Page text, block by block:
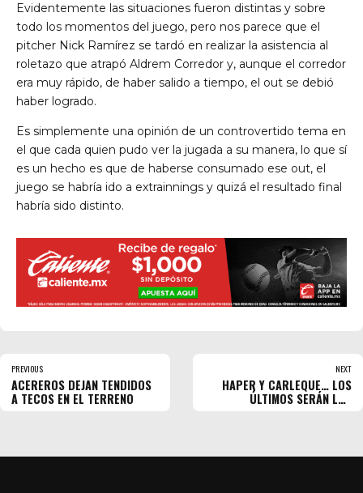
Evidentemente las situaciones fueron distintas y sobre
todo los momentos del juego, pero nos parece que el
pitcher Nick Ramírez se tardó en realizar la asistencia al
roletazo que atrapó Aldrem Corredor y, aunque el corredor
era muy rápido, de haber salido a tiempo, el out se debió
haber logrado.
Es simplemente una opinión de un controvertido tema en
el que cada quien pudo ver la jugada a su manera, lo que sí
es un hecho es que de haberse consumado ese out, el
juego se habría ido a extrainnings y quizá el resultado final
habría sido distinto.
PREVIOUS
ACEREROS DEJAN TENDIDOS
A TECOS EN EL TERRENO
NEXT
HAPER Y CARLEQUE… LOS
ÚLTIMOS SERÁN LOS